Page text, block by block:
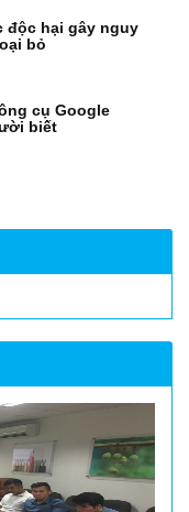
độc hại gây nguy
bỏ
cụ Google
biết